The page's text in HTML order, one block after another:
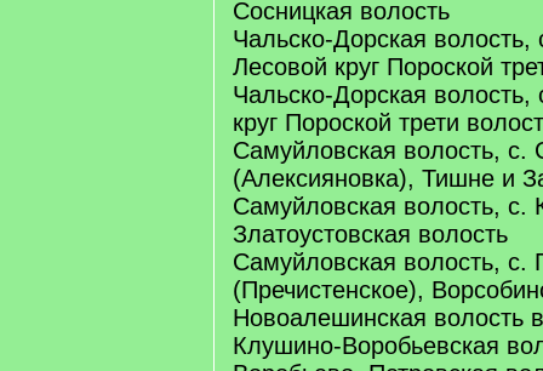
Сосницкая волость
Чальско-Дорская волость,
Лесовой круг Пороской
Чальско-Дорская
круг Пороской трети
Самуйловская волость, с.
(Алексияновка), Тишне и
Самуйловская волость, с.
Златоустовская волость
Самуйловская волость, с.
(Пречистенское),
Новоалешинская волость
Клушино-Воробьевская